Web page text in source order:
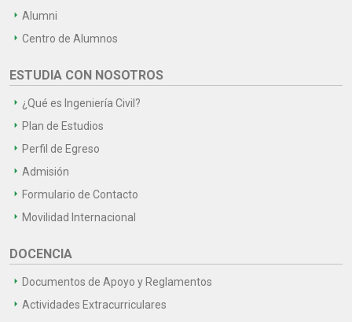
Alumni
Centro de Alumnos
ESTUDIA CON NOSOTROS
¿Qué es Ingeniería Civil?
Plan de Estudios
Perfil de Egreso
Admisión
Formulario de Contacto
Movilidad Internacional
DOCENCIA
Documentos de Apoyo y Reglamentos
Actividades Extracurriculares